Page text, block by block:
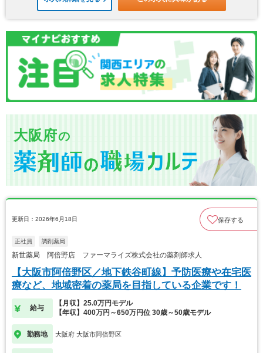
大阪府の
更新日：2026年6月18日 保存する
正社員 調剤薬局
新世薬局 阿倍野店 ファーマライズ株式会社の薬剤師求人
【大阪市阿倍野区／地下鉄谷町線】予防医療や在宅医
療など、地域密着の薬局を目指している企業です！
給与
【月収】25.0万円モデル
【年収】400万円～650万円位 30歳～50歳モデル
勤務地 大阪府 大阪市阿倍野区